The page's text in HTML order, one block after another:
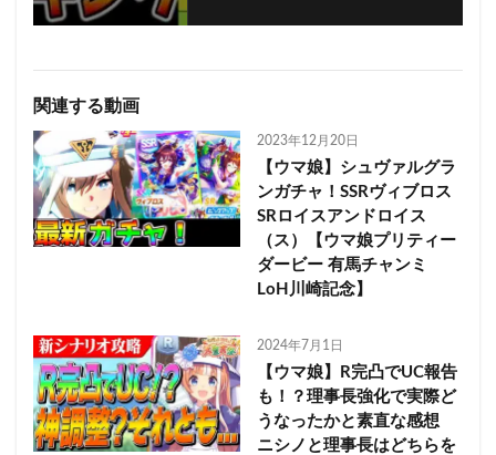
関連する動画
2023年12月20日
【ウマ娘】シュヴァルグラ
ンガチャ！SSRヴィブロス
SRロイスアンドロイス
（ス）【ウマ娘プリティー
ダービー 有馬チャンミ
LoH川崎記念】
2024年7月1日
【ウマ娘】R完凸でUC報告
も！？理事長強化で実際ど
うなったかと素直な感想
ニシノと理事長はどちらを